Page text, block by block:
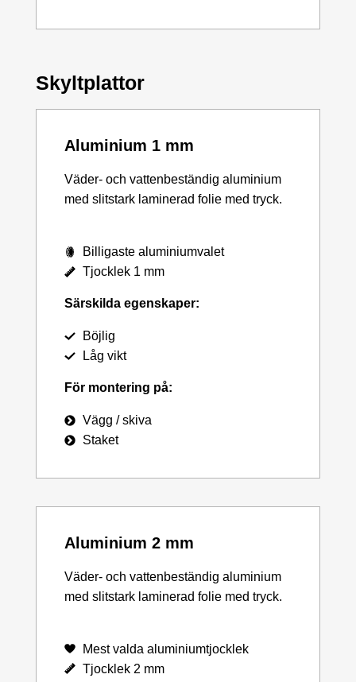
Skyltplattor
Aluminium 1 mm
Väder- och vattenbeständig aluminium
med slitstark laminerad folie med tryck.
Billigaste aluminiumvalet
Tjocklek 1 mm
Särskilda egenskaper:
Böjlig
Låg vikt
För montering på:
Vägg / skiva
Staket
Aluminium 2 mm
Väder- och vattenbeständig aluminium
med slitstark laminerad folie med tryck.
Mest valda aluminiumtjocklek
Tjocklek 2 mm